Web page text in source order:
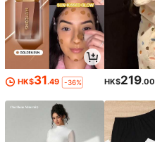
HK$31.49 -36% HK$219.00